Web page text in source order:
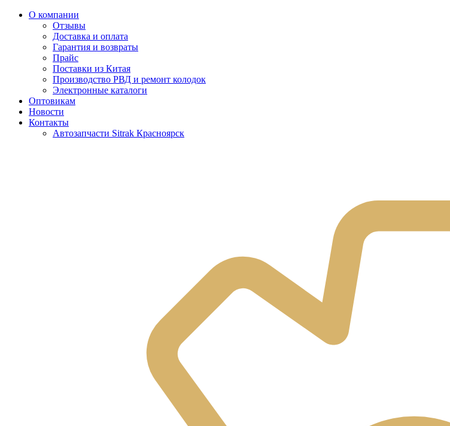
О компании
Отзывы
Доставка и оплата
Гарантия и возвраты
Прайс
Поставки из Китая
Производство РВД и ремонт колодок
Электронные каталоги
Оптовикам
Новости
Контакты
Автозапчасти Sitrak Красноярск